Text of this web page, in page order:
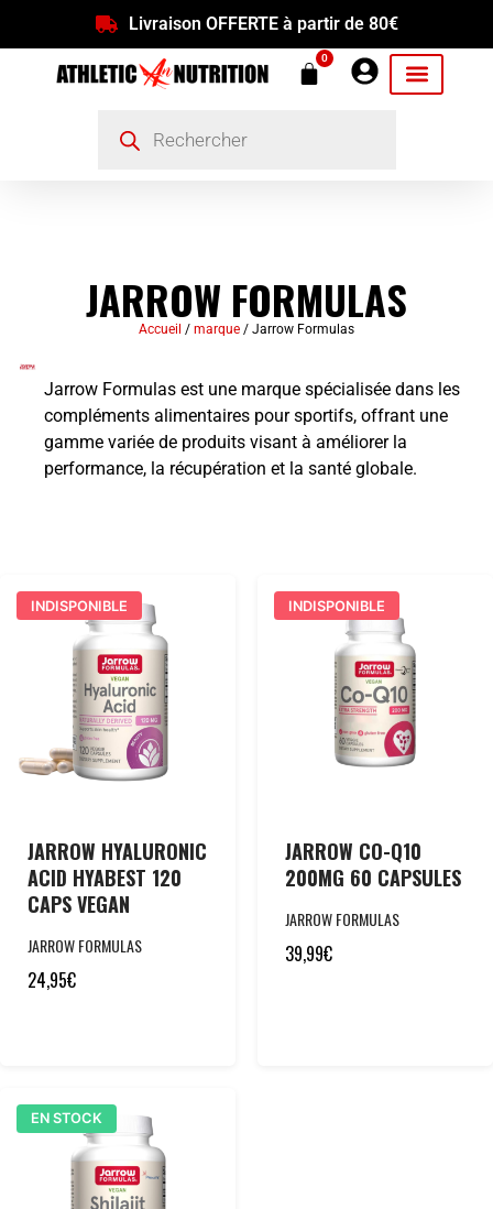
Livraison OFFERTE à partir de 80€
0
JARROW FORMULAS
Accueil / marque / Jarrow Formulas
Jarrow Formulas est une marque spécialisée dans les
compléments alimentaires pour sportifs, offrant une
gamme variée de produits visant à améliorer la
performance, la récupération et la santé globale.
INDISPONIBLE
JARROW HYALURONIC
ACID HYABEST 120
CAPS VEGAN
JARROW FORMULAS
24,95€
INDISPONIBLE
JARROW CO-Q10
200MG 60 CAPSULES
JARROW FORMULAS
39,99€
EN STOCK